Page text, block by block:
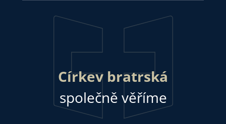
Církev bratrská
společně věříme